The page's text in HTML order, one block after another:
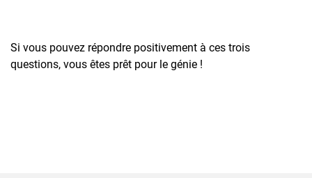
Si vous pouvez répondre positivement à ces trois
questions, vous êtes prêt pour le génie !